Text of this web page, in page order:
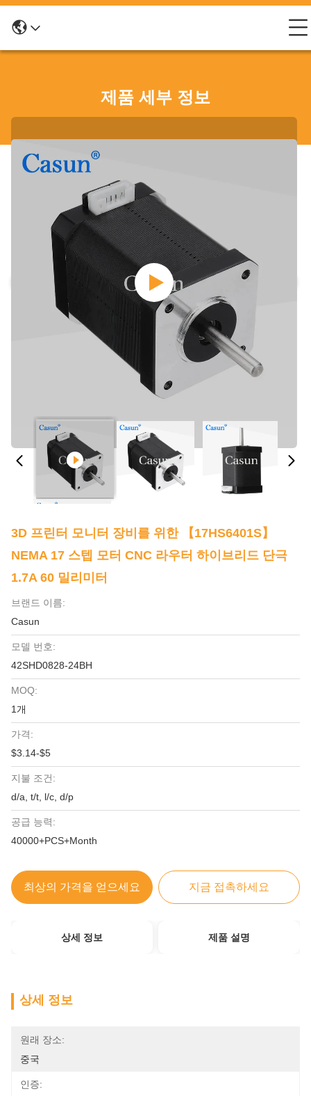
제품 세부 정보
3D 프린터 모니터 장비를 위한 【17HS6401S】
NEMA 17 스텝 모터 CNC 라우터 하이브리드 단극
1.7A 60 밀리미터
브랜드 이름:
Casun
모델 번호:
42SHD0828-24BH
MOQ:
1개
가격:
$3.14-$5
지불 조건:
d/a, t/t, l/c, d/p
공급 능력:
40000+PCS+Month
최상의 가격을 얻으세요 지금 접촉하세요
상세 정보 제품 설명
상세 정보
원래 장소:
중국
인증: